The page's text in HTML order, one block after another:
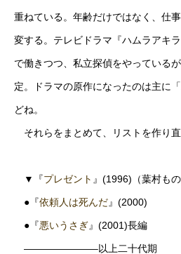
重ねている。年齢だけではなく、仕
変する。テレビドラマ『ハムラアキ
で働きつつ、私立探偵をやっている
定。ドラマの原作になったのは主に
どね。
それらをまとめて、リストを作り直
▼『プレゼント 』(1996)（葉村も
●『依頼人は死んだ』(2000)
●『悪いうさぎ』(2001)長編
———————–以上二十代期